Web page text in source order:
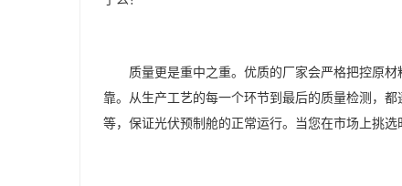
质量更是重中之重。优质的厂家会严格把控原
靠。从生产工艺的每一个环节到最后的质量检测，
等，保证光伏预制舱的正常运行。当您在市场上挑